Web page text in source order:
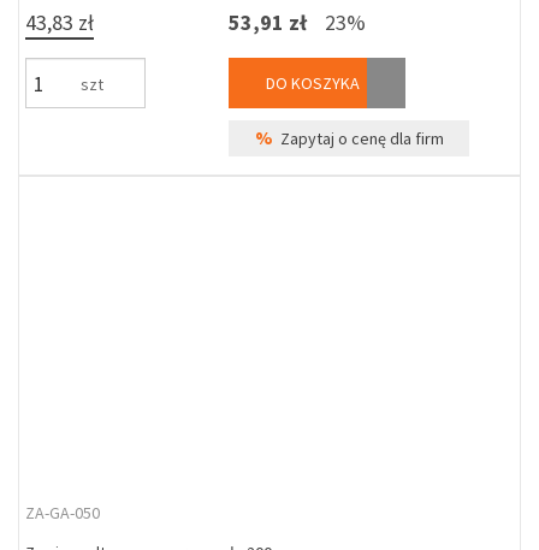
43,83 zł
szt
53,91 zł 23%
DO KOSZYKA
% Zapytaj o cenę dla firm
ZA-GA-050